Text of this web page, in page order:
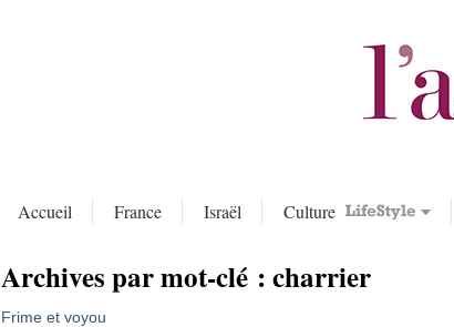
Accueil France Israël Culture
Archives par mot-clé :charrier
Frime et voyou